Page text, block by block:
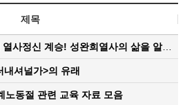
제목
정신 계승! 성완희열사의 삶을 알아봅니다.
셔널가>의 유래
노동절 관련 교육 자료 모음